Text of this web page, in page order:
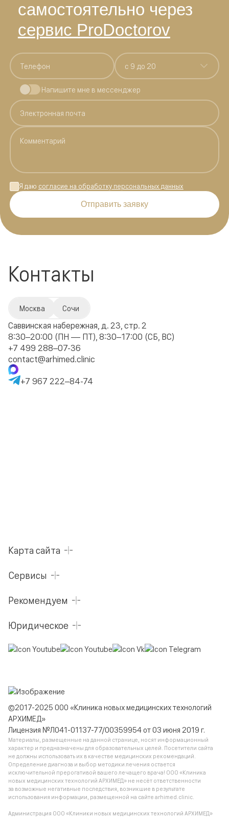
самостоятельно через
сервис ProDoctorov
c 9 до 20
Напишите мне в мессенджер
Я даю согласие на обработку персональных данных
Отправить заявку
Контакты
Москва Сочи
Саввинская набережная, д. 23, стр. 2
8:30–20:00 (ПН — ПТ), 8:30–17:00 (СБ, ВС)
+7 499 288–07-36
contact@arhimed.clinic
+7 967 222–84-74
Карта сайта
Сервисы
Рекомендуем
Юридическое
©2017-2025 ООО «Клиника новых медицинских технологий
АРХИМЕД»
Лицензия №Л041-01137-77/00359954 от 03 июня 2019 г.
Материалы, размещенные на данной странице, носят информационный
характер и предназначены для образовательных целей. Посетители сайта
не должны использовать их в качестве медицинских рекомендаций.
Определение диагноза и выбор методики лечения остается
исключительной прерогативой вашего лечащего врача! ООО «Клиника
новых медицинских технологий АРХИМЕД» не несёт ответственности
за возможные негативные последствия, возникшие в результате
использования информации, размещенной на сайте arhimed.clinic.
Администрация ООО «Клиники новых медицинских технологий АРХИМЕД»